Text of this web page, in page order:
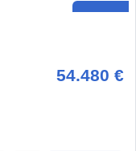
54.480 €